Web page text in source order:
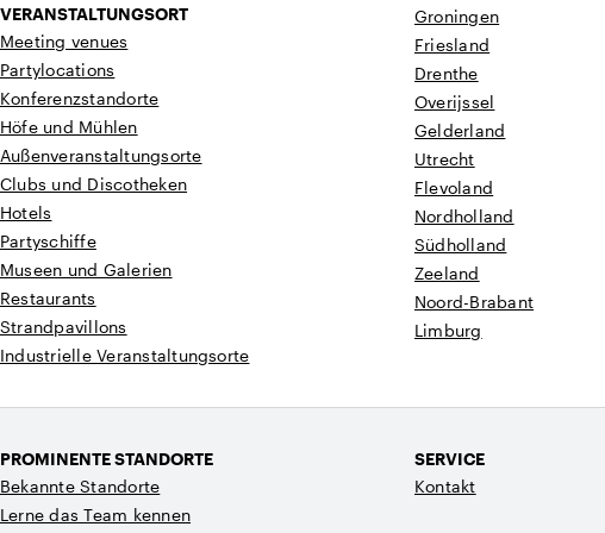
VERANSTALTUNGSORT
Meeting venues
Partylocations
Konferenzstandorte
Höfe und Mühlen
Außenveranstaltungsorte
Clubs und Discotheken
Hotels
Partyschiffe
Museen und Galerien
Restaurants
Strandpavillons
Industrielle Veranstaltungsorte
Groningen
Friesland
Drenthe
Overijssel
Gelderland
Utrecht
Flevoland
Nordholland
Südholland
Zeeland
Noord-Brabant
Limburg
PROMINENTE STANDORTE
Bekannte Standorte
Lerne das Team kennen
SERVICE
Kontakt